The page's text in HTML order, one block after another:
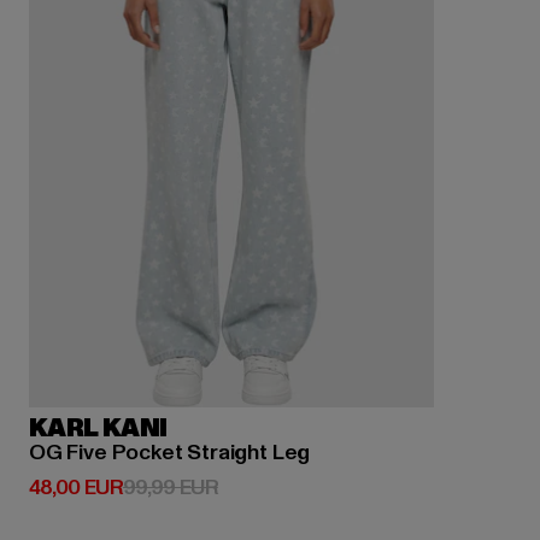
KARL KANI
OG Five Pocket Straight Leg
48,00 EUR
Derzeitiger Preis: 48,00 EUR
99,99 EURAktionspreis: 99,99 EUR